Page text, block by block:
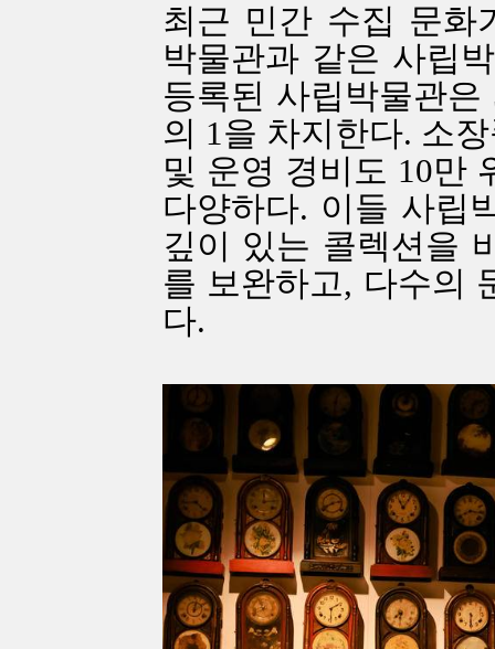
최근 민간 수집 문화
박물관과 같은 사립
등록된 사립박물관
의 1을 차지한다. 소
및 운영 경비도 10만
다양하다. 이들 사립
깊이 있는 콜렉션을
를 보완하고, 다수의
다.